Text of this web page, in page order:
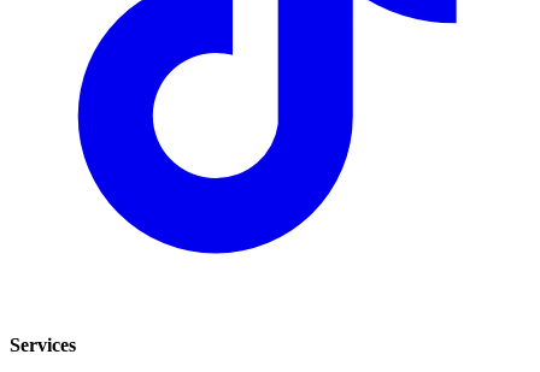
Services